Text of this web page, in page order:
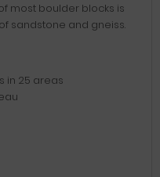
most boulder blocks is
sandstone and gneiss.
in 25 areas